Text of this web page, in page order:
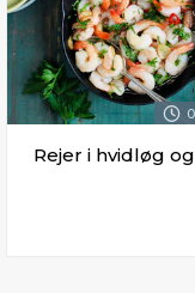
Rejer i hvidløg